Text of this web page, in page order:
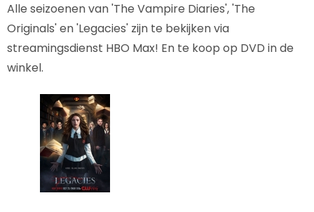
Alle seizoenen van 'The Vampire Diaries', 'The
Originals' en 'Legacies' zijn te bekijken via
streamingsdienst HBO Max! En te koop op DVD in de
winkel.